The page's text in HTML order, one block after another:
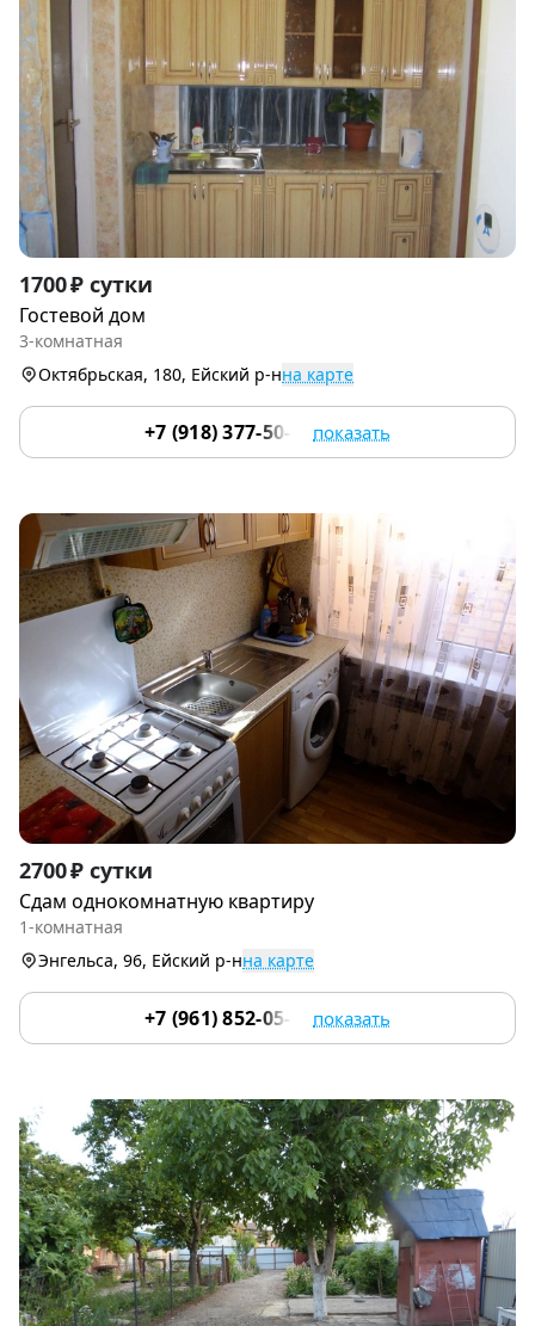
Item
1
of
9
1700 ₽ сутки
Гостевой дом
3-комнатная
Октябрьская, 180, Ейский р-нна карте
+7 (918) 377-50-82 показать
Item
1
of
2700 ₽ сутки
Сдам однокомнатную квартиру
1-комнатная
Энгельса, 96, Ейский р-нна карте
+7 (961) 852-05-62 показать